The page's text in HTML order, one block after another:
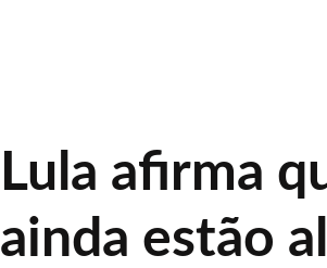
Lula afirma
ainda estão